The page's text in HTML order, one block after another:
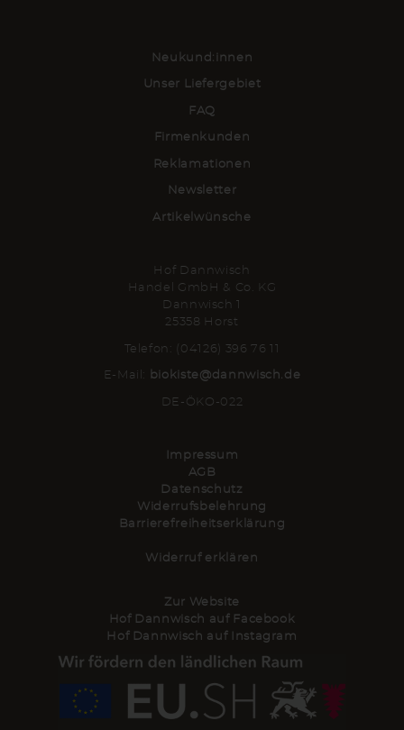
Neukund:innen
Unser Liefergebiet
FAQ
Firmenkunden
Reklamationen
Newsletter
Artikelwünsche
Hof Dannwisch
Handel GmbH & Co. KG
Dannwisch 1
25358 Horst
Telefon: (04126) 396 76 11
E-Mail: biokiste@dannwisch.de
DE-ÖKO-022
Impressum
AGB
Datenschutz
Widerrufsbelehrung
Barrierefreiheitserklärung
Widerruf erklären
Zur Website
Hof Dannwisch auf Facebook
Hof Dannwisch auf Instagram